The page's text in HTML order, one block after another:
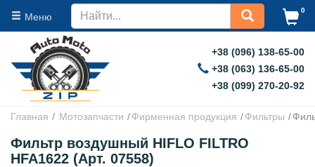
Меню
0
+38 (096) 138-65-00
+38 (063) 136-65-00
+38 (099) 270-20-92
Главная Мотозапчасти Фирменная продукция Фильтры
Фильтр воздушный HIFLO FILTRO
HFA1622 (Арт. 07558)